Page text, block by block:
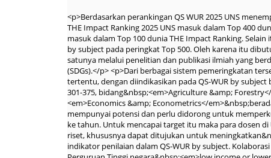
<p>Berdasarkan perankingan QS WUR 2025 UNS
THE Impact Ranking 2025 UNS masuk dalam Top 400
masuk dalam Top 100 dunia THE Impact Ranking.
by subject pada peringkat Top 500. Oleh karena itu
satunya melalui penelitian dan publikasi ilmiah yang
(SDGs).</p> <p>Dari berbagai sistem pemeringkatan
tertentu, dengan diindikasikan pada QS-WUR by
301-375, bidang&nbsp;<em>Agriculture &amp;
<em>Economics &amp; Econometrics</
mempunyai potensi dan perlu didorong untuk
ke tahun. Untuk mencapai target itu maka para dosen
riset, khususnya dapat ditujukan untuk
indikator penilaian dalam QS-WUR by subject.